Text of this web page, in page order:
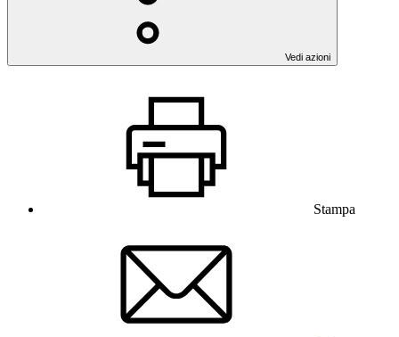
Vedi azioni
Stampa